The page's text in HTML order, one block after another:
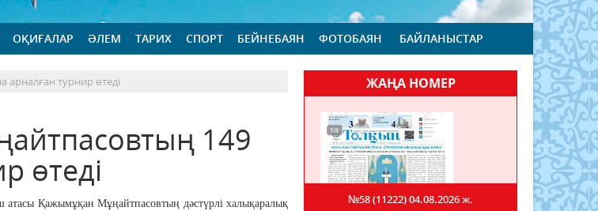
ОҚИҒАЛАР ӘЛЕМ ТАРИХ СПОРТ БЕЙНЕБАЯН ФОТОБАЯН БАЙЛАНЫСТАР
турнир өтеді
149
өтеді
атасы Қажымұқан Мұңайтпасовтың дәстүрлі халықаралық
ЖАҢА НОМЕР
№58 (11222)04.08.2026 ж.